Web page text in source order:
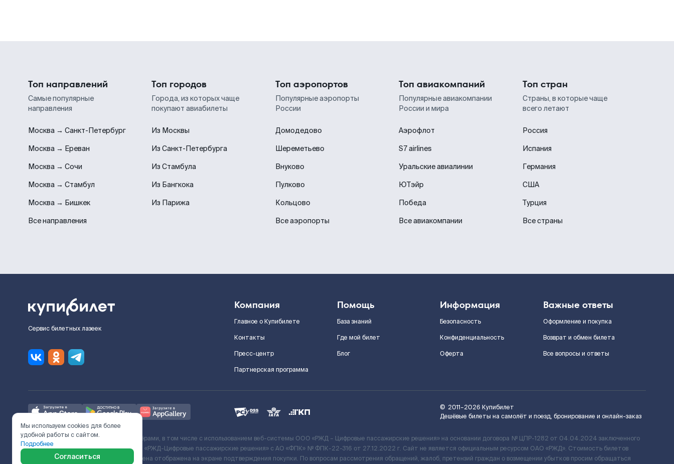
Топ направлений
Самые популярные
направления
Москва → Санкт-Петербург
Москва → Ереван
Москва → Сочи
Москва → Стамбул
Москва → Бишкек
Все направления
Топ городов
Города, из которых чаще
покупают авиабилеты
Из Москвы
Из Санкт-Петербурга
Из Стамбула
Из Бангкока
Из Парижа
Топ аэропортов
Популярные аэропорты
России
Домодедово
Шереметьево
Внуково
Пулково
Кольцово
Все аэропорты
Топ авиакомпаний
Популярные авиакомпании
России и мира
Аэрофлот
S7 airlines
Уральские авиалинии
ЮТэйр
Победа
Все авиакомпании
Топ стран
Страны, в которые чаще
всего летают
Россия
Испания
Германия
США
Турция
Все страны
Сервис билетных лазеек
Компания
Главное о Купибилете
Контакты
Пресс-центр
Партнерская программа
Помощь
База знаний
Где мой билет
Блог
Информация
Безопасность
Конфиденциальность
Оферта
Важные ответы
Оформление и покупка
Возврат и обмен билета
Все вопросы и ответы
© 2011–2026 Купибилет
Дешёвые билеты на самолёт и поезд, бронирование и онлайн-заказ
Ж/Д билеты предоставляются партнёрами, в том числе с использованием веб-системы ООО «РЖД – Цифровые пассажирские решения» на основании договора № ЦПР-1282 от 04.04.2024 заключенного
с Поставщиком услуг и Договора ООО «РЖД-Цифровые пассажирские решения» c АО «ФПК» № ФПК-22-316 от 27.12.2022 г. Сайт не является официальным ресурсом ОАО «РЖД». Стоимость билетов
включает сервисный сбор. Итоговая цена отображена на экране подтверждения покупки. По вопросам рассмотрения обращений, жалоб, претензий граждан о возмещении убытков просим обращаться
Мы используем cookies для более
удобной работы с сайтом.
Подробнее
Согласиться